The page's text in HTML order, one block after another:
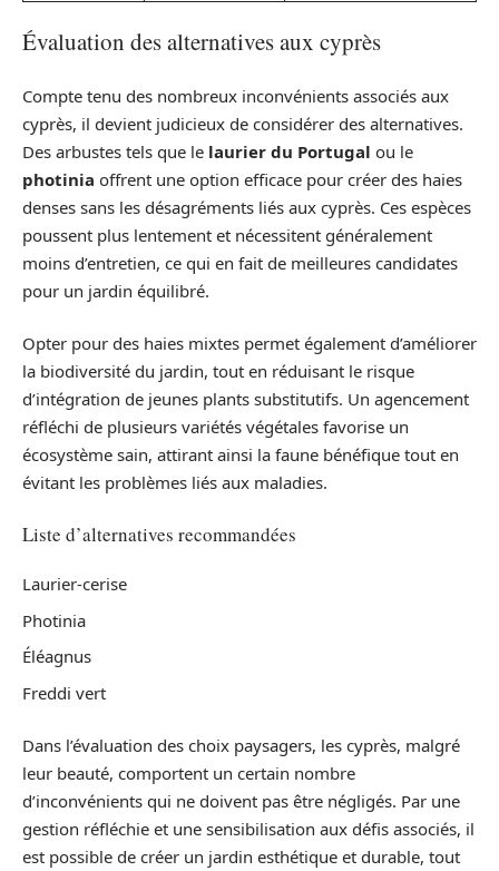
Évaluation des alternatives aux cyprès
Compte tenu des nombreux inconvénients associés aux
cyprès, il devient judicieux de considérer des alternatives.
Des arbustes tels que le laurier du Portugal ou le
photinia offrent une option efficace pour créer des haies
denses sans les désagréments liés aux cyprès. Ces espèces
poussent plus lentement et nécessitent généralement
moins d’entretien, ce qui en fait de meilleures candidates
pour un jardin équilibré.
Opter pour des haies mixtes permet également d’améliorer
la biodiversité du jardin, tout en réduisant le risque
d’intégration de jeunes plants substitutifs. Un agencement
réfléchi de plusieurs variétés végétales favorise un
écosystème sain, attirant ainsi la faune bénéfique tout en
évitant les problèmes liés aux maladies.
Liste d’alternatives recommandées
Laurier-cerise
Photinia
Éléagnus
Freddi vert
Dans l’évaluation des choix paysagers, les cyprès, malgré
leur beauté, comportent un certain nombre
d’inconvénients qui ne doivent pas être négligés. Par une
gestion réfléchie et une sensibilisation aux défis associés, il
est possible de créer un jardin esthétique et durable, tout